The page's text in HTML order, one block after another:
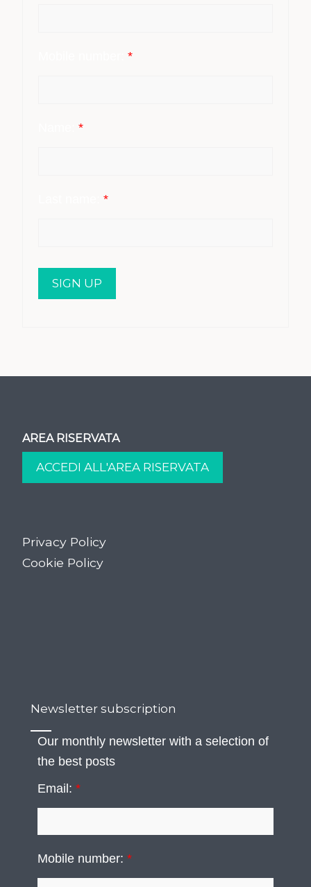
Mobile number:*
Name:*
Last name:*
AREA RISERVATA
Privacy Policy
Cookie Policy
Newsletter subscription
Our monthly newsletter with a selection of
the best posts
Email:*
Mobile number:*